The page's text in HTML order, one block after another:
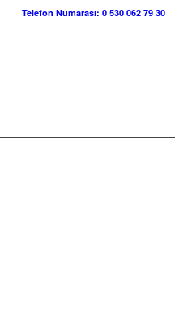
Telefon Numarası: 0 530 062 79 30